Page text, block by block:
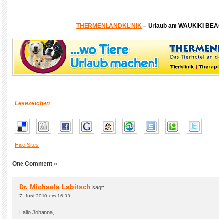
THERMENLANDKLINIK – Urlaub am WAUKIKI
Lesezeichen
Hide Sites
One Comment »
Dr. Michaela Labitsch sagt:
7. Juni 2010 um 16:33
Hallo Johanna,